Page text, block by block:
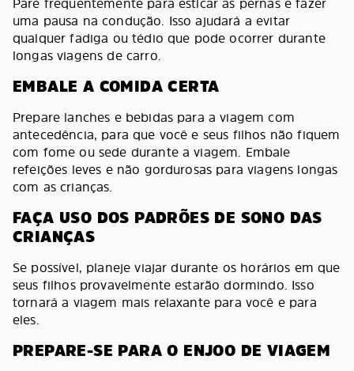
uma pausa na condução. Isso ajudará a evitar
qualquer fadiga ou tédio que pode ocorrer durante
longas viagens de carro.
EMBALE A COMIDA CERTA
Prepare lanches e bebidas para a viagem com
antecedência, para que você e seus filhos não fiquem
com fome ou sede durante a viagem. Embale
refeições leves e não gordurosas para viagens longas
com as crianças.
FAÇA USO DOS PADRÕES DE SONO DAS
CRIANÇAS
Se possível, planeje viajar durante os horários em que
seus filhos provavelmente estarão dormindo. Isso
tornará a viagem mais relaxante para você e para
eles.
PREPARE-SE PARA O ENJOO DE VIAGEM